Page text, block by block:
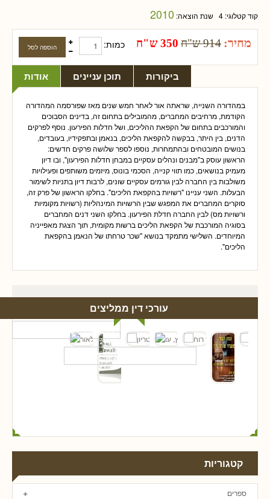
קוד קטלוגי: 4 שנת הוצאה: 2010
מחיר: 914 ש"ח 350 ש"ח כמות:
אודות תוכן עניינים ביקורות
במהדורה השנייה, שראתה אור לאחר חמש שנים מאז שפורסמה המהדורה
הקודמת, מרחיבים המחברים, מהמובילים בתחום זה, בדינים הסבוכים
והמורכבים בתחום של הקפאת ההליכים, ושל חדלות הפירעון. נוסף לפרקים
הדנים, בין היתר, בבקשה להקפאת הליכים, בנאמן ובתפקידיו, בעובדים,
בנושים המובטחים ובהתמחרות, נוספו לספר שלושה פרקים חדשים:
הראשון עוסק ב"מבנים ונהלים עסקיים במבחן חדלות הפירעון", ובו דיון
מעמיק בנושאים, כמו תווי קנייה, הסכמי בונוס, מיזמים משותפים ופעילויות
משולבות בין החברה לבין גורמים עסקיים שונים, לרבות דיון בתניות לשימור
הבעלות. השני עניינו "רשויות בהקפאת הליכים". בחלקו הראשון של פרק זה,
סוקרים המחברים את המפגש שבין הרשויות המינהליות (רשויות מקומיות
ורשויות מס) לבין החברה חדלת הפירעון. בחלקו השני דנים המחברים
בסוגיה המורכבת של הקפאת הליכים ברשות מקומית, תוך הצגת מאפייניה
המיוחדים. השלישי מתמקד בנושא "שכר טרחתו של הנאמן בהקפאת
הליכים".
עורכי דין ממליצים
קטגוריות
ספרים